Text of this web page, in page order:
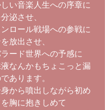
い音楽人生への序章に
泌させ、
ロール戦場への参戦に
放出させ、
ード世界への予感に
なんかもちょこっと漏
あります。
から噴出しながら初め
胸に抱きしめて